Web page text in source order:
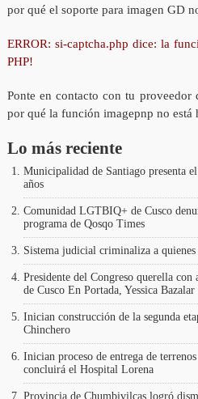
por qué el soporte para imagen GD
ERROR: si-captcha.php dice: la
PHP!
Ponte en contacto con tu proveedor
por qué la función imagepnp no está
Lo más reciente
Municipalidad de Santiago presenta
años
Comunidad LGTBIQ+ de Cusco
programa de Qosqo Times
Sistema judicial criminaliza a quienes
Presidente del Congreso querella
de Cusco En Portada, Yessica Bazalar
Inician construcción de la segunda
Chinchero
Inician proceso de entrega de
concluirá el Hospital Lorena
Provincia de Chumbivilcas logró